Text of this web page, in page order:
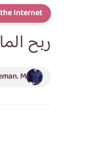
Internet
ربح
M